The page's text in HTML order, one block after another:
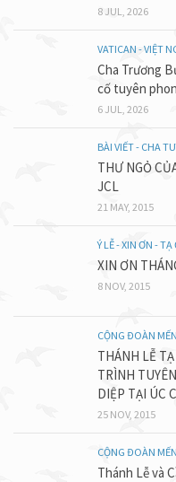
8 JUL, 2026
VATICAN - VIỆT
Cha Trương
cố tuyên
6 JUL, 2026
BÀI VIẾT - CHA
THƯ NGỎ
JCL
21 MAY, 2015
Ý LỄ - XIN ƠN - TẠ
XIN ƠN
8 NOV, 2015
CỘNG ĐOÀN
THÁNH LỄ
TRÌNH
DIỆP TẠI ÚC
25 NOV, 2015
CỘNG ĐOÀN
Thánh Lễ và